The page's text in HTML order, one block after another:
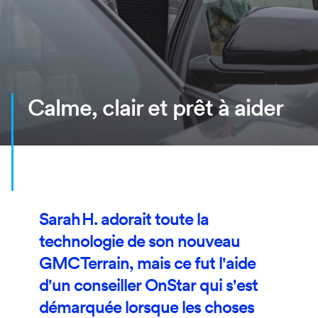
Calme, clair et prêt à aider
Sarah H. adorait toute la
technologie de son nouveau
GMC Terrain, mais ce fut l'aide
d'un conseiller OnStar qui s'est
démarquée lorsque les choses